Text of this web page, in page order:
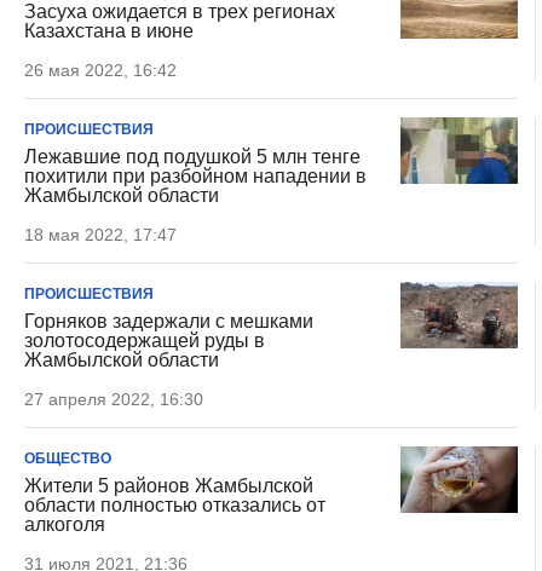
Засуха ожидается в трех регионах
Казахстана в июне
26 мая 2022, 16:42
ПРОИСШЕСТВИЯ
Лежавшие под подушкой 5 млн тенге
похитили при разбойном нападении в
Жамбылской области
18 мая 2022, 17:47
ПРОИСШЕСТВИЯ
Горняков задержали с мешками
золотосодержащей руды в
Жамбылской области
27 апреля 2022, 16:30
ОБЩЕСТВО
Жители 5 районов Жамбылской
области полностью отказались от
алкоголя
31 июля 2021, 21:36